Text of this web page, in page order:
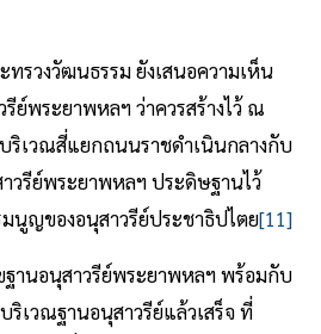
รวงวัฒนธรรม ยังเสนอความเห็น
ย์พระยาพหลฯ ว่าควรสร้างไว้ ณ
ริเวณสี่แยกถนนราชดำเนินกลางกับ
วรีย์พระยาพหลฯ ประดิษฐานไว้
นูญของอนุสาวรีย์ประชาธิปไตย[11]
ฐานอนุสาวรีย์พระยาพหลฯ พร้อมกับ
เวณฐานอนุสาวรีย์แล้วเสร็จ ที่